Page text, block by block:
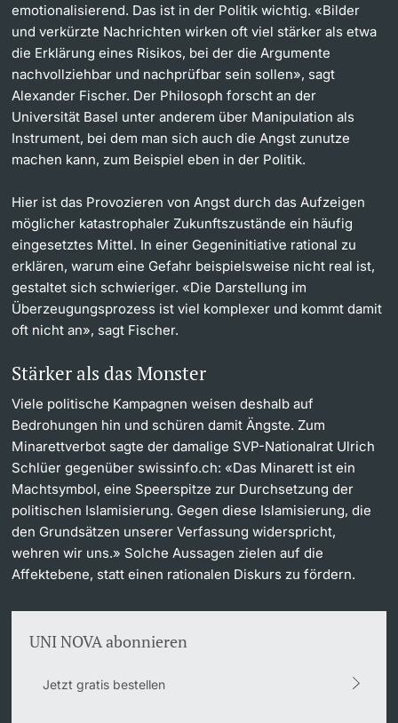
emotionalisierend. Das ist in der Politik wichtig. «Bilder
und verkürzte Nachrichten wirken oft viel stärker als etwa
die Erklärung eines Risikos, bei der die Argumente
nachvollziehbar und nachprüfbar sein sollen», sagt
Alexander Fischer. Der Philosoph forscht an der
Universität Basel unter anderem über Manipulation als
Instrument, bei dem man sich auch die Angst zunutze
machen kann, zum Beispiel eben in der Politik.
Hier ist das Provozieren von Angst durch das Aufzeigen
möglicher katastrophaler Zukunftszustände ein häufig
eingesetztes Mittel. In einer Gegeninitiative rational zu
erklären, warum eine Gefahr beispielsweise nicht real ist,
gestaltet sich schwieriger. «Die Darstellung im
Überzeugungsprozess ist viel komplexer und kommt damit
oft nicht an», sagt Fischer.
Stärker als das Monster
Viele politische Kampagnen weisen deshalb auf
Bedrohungen hin und schüren damit Ängste. Zum
Minarettverbot sagte der damalige SVP-Nationalrat Ulrich
Schlüer gegenüber swissinfo.ch: «Das Minarett ist ein
Machtsymbol, eine Speerspitze zur Durchsetzung der
politischen Islamisierung. Gegen diese Islamisierung, die
den Grundsätzen unserer Verfassung widerspricht,
wehren wir uns.» Solche Aussagen zielen auf die
Affektebene, statt einen rationalen Diskurs zu fördern.
UNI NOVA abonnieren
Jetzt gratis bestellen